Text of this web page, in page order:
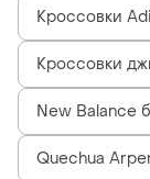
Кроссовки
Кроссовки
New Balance
Quechua